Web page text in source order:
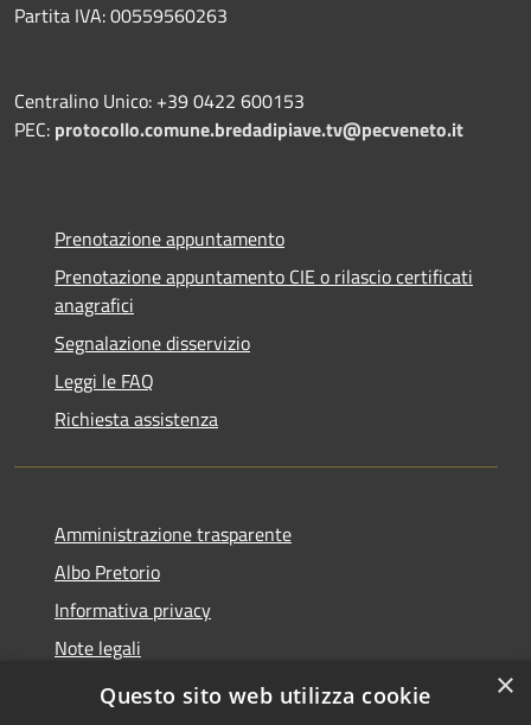
Partita IVA: 00559560263
Centralino Unico: +39 0422 600153
PEC: protocollo.comune.bredadipiave.tv@pecveneto.it
Prenotazione appuntamento
Prenotazione appuntamento CIE o rilascio certificati
anagrafici
Segnalazione disservizio
Leggi le FAQ
Richiesta assistenza
Amministrazione trasparente
Albo Pretorio
Informativa privacy
Note legali
Dichiarazione di accessibilità
×
Questo sito web utilizza cookie